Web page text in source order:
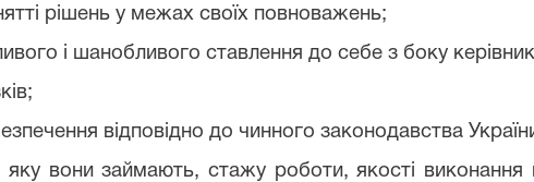
рішень у межах своїх повноважень;
і шанобливого ставлення до себе з боку
відповідно до чинного законодавства
вони займають, стажу роботи, якості виконання